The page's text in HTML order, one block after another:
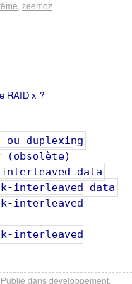
zeemoz
RAID x ?
ou duplexing
data
interleaved data
interleaved
interleaved
Publié dansdéveloppement